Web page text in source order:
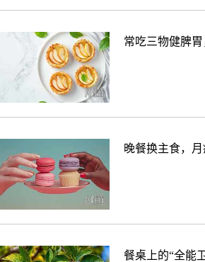
常吃三物健脾
晚餐换主食，
餐桌上的“全能